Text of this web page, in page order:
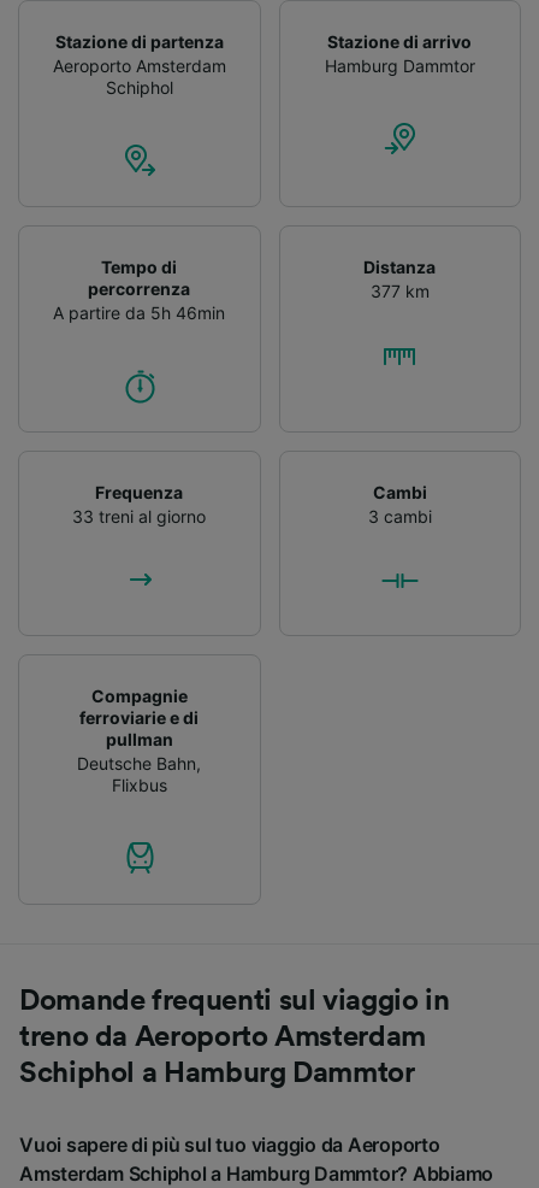
Stazione di partenza
Aeroporto Amsterdam
Schiphol
Stazione di arrivo
Hamburg Dammtor
Tempo di
percorrenza
A partire da 5h 46min
Distanza
377 km
Frequenza
33 treni al giorno
Cambi
3 cambi
Compagnie
ferroviarie e di
pullman
Deutsche Bahn,
Flixbus
Domande frequenti sul viaggio in
treno da Aeroporto Amsterdam
Schiphol a Hamburg Dammtor
Vuoi sapere di più sul tuo viaggio da Aeroporto
Amsterdam Schiphol a Hamburg Dammtor? Abbiamo